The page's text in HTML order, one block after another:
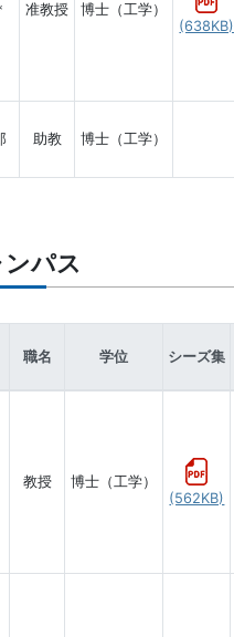
准教授
博士（工学）
(638KB)
助教
博士（工学）
パス
職名 学位 シーズ集
教授
博士（工学）
(562KB)